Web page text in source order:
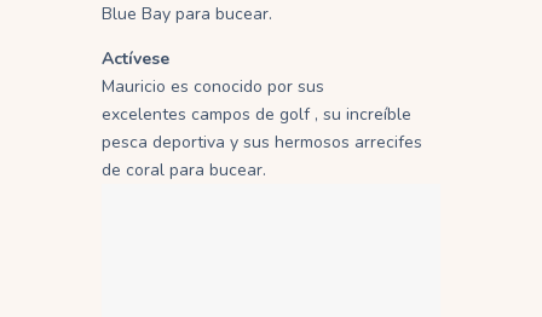
Blue Bay para bucear.
Actívese
Mauricio es conocido por sus
excelentes campos de golf , su increíble
pesca deportiva y sus hermosos arrecifes
de coral para bucear.